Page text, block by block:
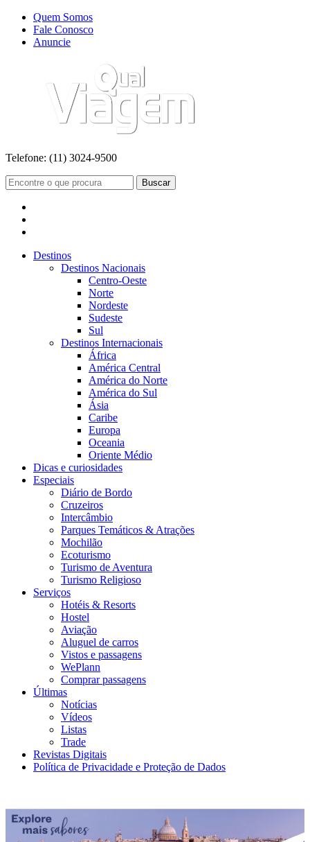
Quem Somos
Fale Conosco
Anuncie
Telefone: (11) 3024-9500
Buscar
Destinos
Destinos Nacionais
Centro-Oeste
Norte
Nordeste
Sudeste
Sul
Destinos Internacionais
África
América Central
América do Norte
América do Sul
Ásia
Caribe
Europa
Oceania
Oriente Médio
Dicas e curiosidades
Especiais
Diário de Bordo
Cruzeiros
Intercâmbio
Parques Temáticos & Atrações
Mochilão
Ecoturismo
Turismo de Aventura
Turismo Religioso
Serviços
Hotéis & Resorts
Hostel
Aviação
Aluguel de carros
Vistos e passagens
WePlann
Comprar passagens
Últimas
Notícias
Vídeos
Listas
Trade
Revistas Digitais
Política de Privacidade e Proteção de Dados